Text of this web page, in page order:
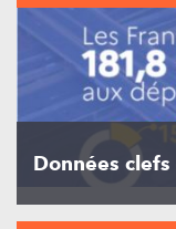
Données